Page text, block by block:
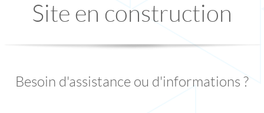
Site en construction
Besoin d'assistance ou d'informations ?